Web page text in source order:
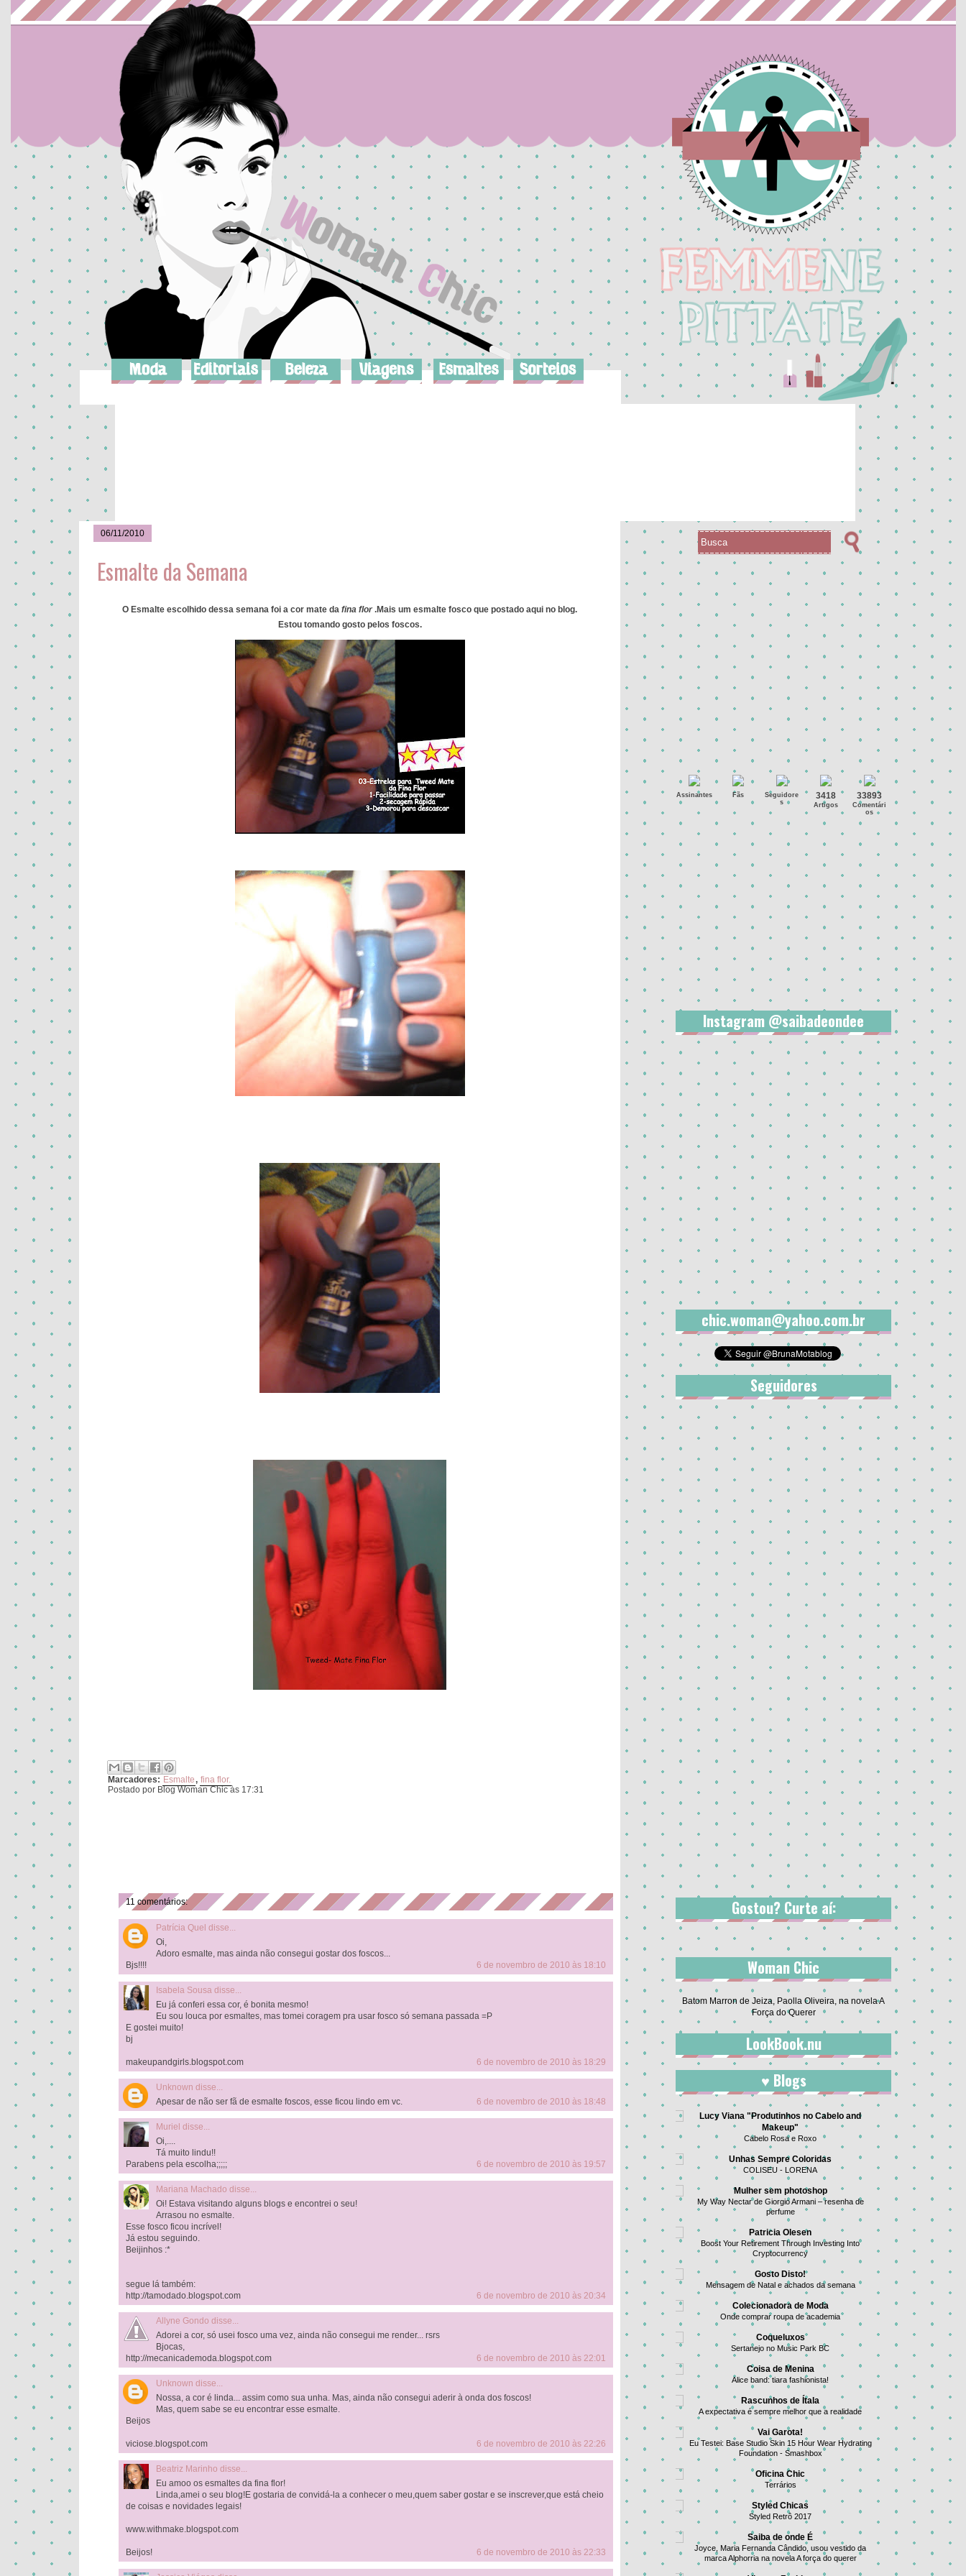
06/11/2010
Esmalte da Semana
O Esmalte escolhido dessa semana foi a cor mate da fina flor .Mais um esmalte fosco que postado aqui no blog.
Estou tomando gosto pelos foscos.
Marcadores: Esmalte, fina flor.
Postado por Blog Woman Chic às 17:31
11 comentários:
Patrícia Quel disse...
Oi,
Adoro esmalte, mas ainda não consegui gostar dos foscos...
Bjs!!!!
6 de novembro de 2010 às 18:10
Isabela Sousa disse...
Eu já conferi essa cor, é bonita mesmo!
Eu sou louca por esmaltes, mas tomei coragem pra usar fosco só semana passada =P
E gostei muito!
bj
makeupandgirls.blogspot.com 6 de novembro de 2010 às 18:29
Unknown disse...
Apesar de não ser fã de esmalte foscos, esse ficou lindo em vc.
6 de novembro de 2010 às 18:48
Muriel disse...
Oi,....
Tá muito lindu!!
Parabens pela escolha;;;;;
6 de novembro de 2010 às 19:57
Mariana Machado disse...
Oi! Estava visitando alguns blogs e encontrei o seu!
Arrasou no esmalte.
Esse fosco ficou incrível!
Já estou seguindo.
Beijinhos :*
segue lá também:
http://tamodado.blogspot.com
6 de novembro de 2010 às 20:34
Allyne Gondo disse...
Adorei a cor, só usei fosco uma vez, ainda não consegui me render... rsrs
Bjocas,
http://mecanicademoda.blogspot.com
6 de novembro de 2010 às 22:01
Unknown disse...
Nossa, a cor é linda... assim como sua unha. Mas, ainda não consegui aderir à onda dos foscos!
Mas, quem sabe se eu encontrar esse esmalte.
Beijos
viciose.blogspot.com 6 de novembro de 2010 às 22:26
Beatriz Marinho disse...
Eu amoo os esmaltes da fina flor!
Linda,amei o seu blog!E gostaria de convidá-la a conhecer o meu,quem saber gostar e se inscrever,que está cheio
de coisas e novidades legais!
www.withmake.blogspot.com
Beijos! 6 de novembro de 2010 às 22:33
Assinantes Fãs
Seguidore
s
3418
Artigos
33893
Comentári
os
Instagram @saibadeondee
chic.woman@yahoo.com.br
Seguidores
Gostou? Curte aí:
Woman Chic
Batom Marron de Jeiza, Paolla Oliveira, na novela A
Força do Querer
LookBook.nu
♥ Blogs
Lucy Viana "Produtinhos no Cabelo and
Makeup"
Cabelo Rosa e Roxo
Unhas Sempre Coloridas
COLISEU - LORENA
Mulher sem photoshop
My Way Nectar de Giorgio Armani – resenha de
perfume
Patricia Olesen
Boost Your Retirement Through Investing Into
Cryptocurrency
Gosto Disto!
Mensagem de Natal e achados da semana
Colecionadora de Moda
Onde comprar roupa de academia
Coqueluxos
Sertanejo no Music Park BC
Coisa de Menina
Alice band: tiara fashionista!
Rascunhos de Ítala
A expectativa é sempre melhor que a realidade
Vai Garota!
Eu Testei: Base Studio Skin 15 Hour Wear Hydrating
Foundation - Smashbox
Oficina Chic
Terrários
Styled Chicas
Styled Retrô 2017
Saiba de onde É
Joyce, Maria Fernanda Cândido, usou vestido da
marca Alphorria na novela A força do querer